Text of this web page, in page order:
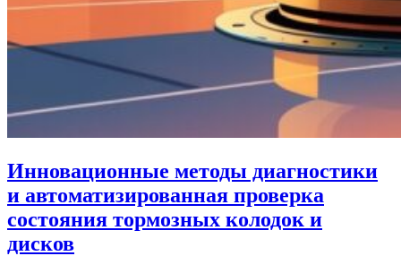
Инновационные методы диагностики
и автоматизированная проверка
состояния тормозных колодок и
дисков